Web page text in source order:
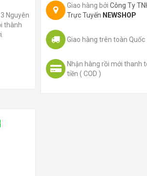
Nguyên
thành
Giao hàng bởiCông Ty
Trực Tuyến NEWSHOP
Giao hàng trên toàn Quốc
Nhận hàng rồi mới thanh
tiền ( COD )